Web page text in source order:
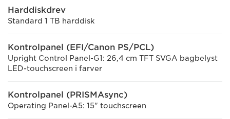
Harddiskdrev
Standard 1 TB harddisk
Kontrolpanel (EFI/Canon PS/PCL)
Upright Control Panel-G1: 26,4 cm TFT SVGA bagbelyst
LED-touchscreen i farver
Kontrolpanel (PRISMAsync)
Operating Panel-A5: 15" touchscreen